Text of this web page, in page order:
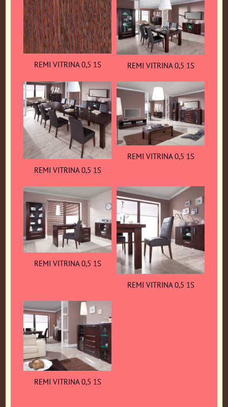
REMI VITRINA 0,5 1S REMI VITRINA 0,5 1S
REMI VITRINA 0,5 1S
REMI VITRINA 0,5 1S
REMI VITRINA 0,5 1S
REMI VITRINA 0,5 1S
REMI VITRINA 0,5 1S